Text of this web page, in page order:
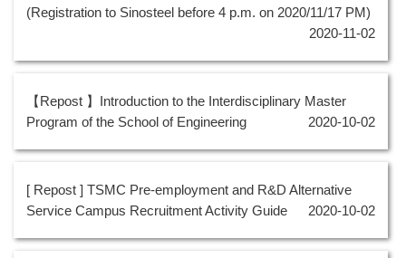
(Registration to Sinosteel before 4 p.m. on 2020/11/17 PM)
2020-11-02
【Repost 】Introduction to the Interdisciplinary Master
Program of the School of Engineering
2020-10-02
[ Repost ] TSMC Pre-employment and R&D Alternative
Service Campus Recruitment Activity Guide
2020-10-02